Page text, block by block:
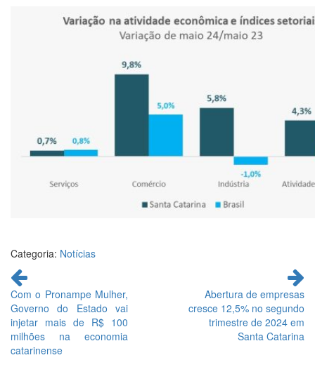
Categoria: Notícias
Continue
lendo
Com o Pronampe Mulher,
Governo do Estado vai
injetar mais de R$ 100
milhões na economia
catarinense
Abertura de empresas
cresce 12,5% no segundo
trimestre de 2024 em
Santa Catarina